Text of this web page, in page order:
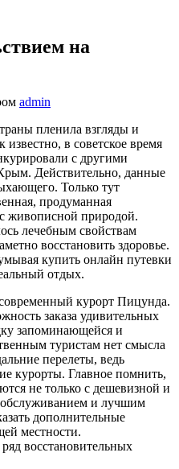
на
admin
пленила взгляды и
в советское время
с другими
Действительно, данные
Только тут
продуманная
живописной природой.
лечебным свойствам
восстановить здоровье.
купить онлайн путевки
отдых.
курорт Пицунда.
заказа удивительных
запоминающейся и
туристам нет смысла
перелеты, ведь
курорты. Главное помнить,
не только с дешевизной и
и лучшим
дополнительные
местности.
восстановительных